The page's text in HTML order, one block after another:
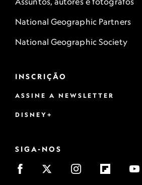
National Geographic Partners
National Geographic Society
INSCRIÇÃO
ASSINE A NEWSLETTER
DISNEY+
SIGA-NOS